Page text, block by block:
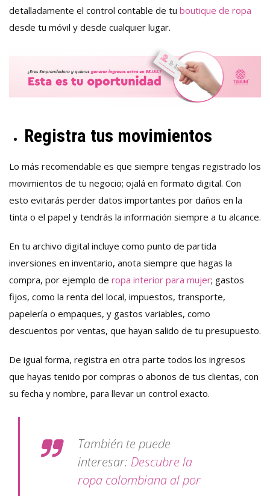
detalladamente el control contable de tu boutique de ropa
desde tu móvil y desde cualquier lugar.
Registra tus movimientos
Lo más recomendable es que siempre tengas registrado los
movimientos de tu negocio; ojalá en formato digital. Con
esto evitarás perder datos importantes por daños en la
tinta o el papel y tendrás la información siempre a tu alcance.
En tu archivo digital incluye como punto de partida
inversiones en inventario, anota siempre que hagas la
compra, por ejemplo de ropa interior para mujer; gastos
fijos, como la renta del local, impuestos, transporte,
papelería o empaques, y gastos variables, como
descuentos por ventas, que hayan salido de tu presupuesto.
De igual forma, registra en otra parte todos los ingresos
que hayas tenido por compras o abonos de tus clientas, con
su fecha y nombre, para llevar un control exacto.
También te puede
interesar: Descubre la
ropa colombiana al por